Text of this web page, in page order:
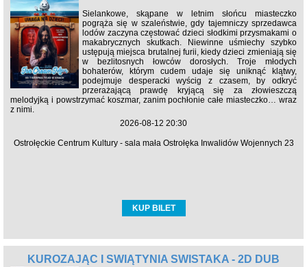
Sielankowe, skąpane w letnim słońcu miasteczko
pogrąża się w szaleństwie, gdy tajemniczy sprzedawca
lodów zaczyna częstować dzieci słodkimi przysmakami o
makabrycznych skutkach. Niewinne uśmiechy szybko
ustępują miejsca brutalnej furii, kiedy dzieci zmieniają się
w bezlitosnych łowców dorosłych. Troje młodych
bohaterów, którym cudem udaje się uniknąć klątwy,
podejmuje desperacki wyścig z czasem, by odkryć
przerażającą prawdę kryjącą się za złowieszczą
melodyjką i powstrzymać koszmar, zanim pochłonie całe miasteczko… wraz
z nimi.
2026-08-12 20:30
Ostrołęckie Centrum Kultury - sala mała Ostrołęka Inwalidów Wojennych 23
KUP BILET
KUROZAJĄC I ŚWIĄTYNIA ŚWISTAKA - 2D DUB